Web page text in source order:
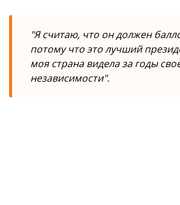
"Я считаю, что он должен
потому что это лучший
моя страна видела за годы
независимости".